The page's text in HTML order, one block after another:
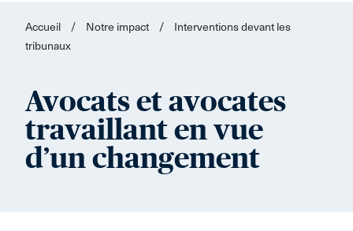
Accueil / Notre impact /
Interventions devant les
tribunaux
Avocats et avocates
travaillant en vue
d’un changement